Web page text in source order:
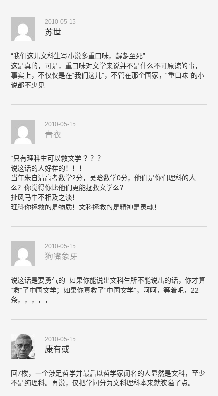
2010-05-15
苏世
“我们这儿文科生写小说多重口味，龌龊至死”
这是真的，可是，重口味对文学来说并不是什么不可原谅的事，
事实上，不仅仅是在“我们这儿”，不管在那个国家，“重口味”的小
说都不少见
2010-05-15
青衣
“只有理科生可以救文学”？？？
说这话的人好样的！！！
当年朱自清高考数学2分，吴晗数学0分，他们是你们理科的人
么？你觉得你比他们更能拯救文学么？
扯风马牛不相及之淡！
理科你拯救的是物质！文科拯救的是精神是灵魂！
2010-05-15
狗嘴象牙
说这话是要勇气的–如果你能说出文科生所不能说出的话，你才算
“救”了中国文学；如果你真救了“中国文学”，呵呵，等着吧，22
条，，，，，
2010-05-15
康有或
回7楼，一个涉足哲学并最后以哲学家闻名的人显然是文科，至少
不是纯理科。再说，仅把学问分为文科理科本来就狭隘了点。